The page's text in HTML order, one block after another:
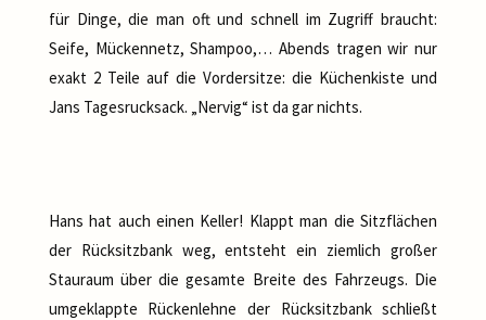
für Dinge, die man oft und schnell im Zugriff braucht:
Seife, Mückennetz, Shampoo,… Abends tragen wir nur
exakt 2 Teile auf die Vordersitze: die Küchenkiste und
Jans Tagesrucksack. „Nervig“ ist da gar nichts.
Hans hat auch einen Keller! Klappt man die Sitzflächen
der Rücksitzbank weg, entsteht ein ziemlich großer
Stauraum über die gesamte Breite des Fahrzeugs. Die
umgeklappte Rückenlehne der Rücksitzbank schließt